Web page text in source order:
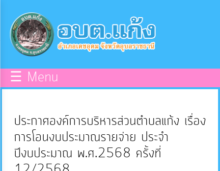
หน้า
หลัก
ข้อมูล
พื้น
บุคลากร
แผน
☰ Menu
ประกาศองค์การบริหารส่วนตำบลแก้ง เรื่อง
การโอนงบประมาณรายจ่าย ประจำ
ปีงบประมาณ พ.ศ.2568 ครั้งที่